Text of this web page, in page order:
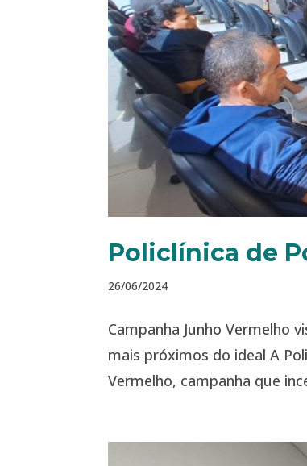
Policlínica de
26/06/2024
Campanha Junho Vermelho
mais próximos do ideal A
Vermelho, campanha que